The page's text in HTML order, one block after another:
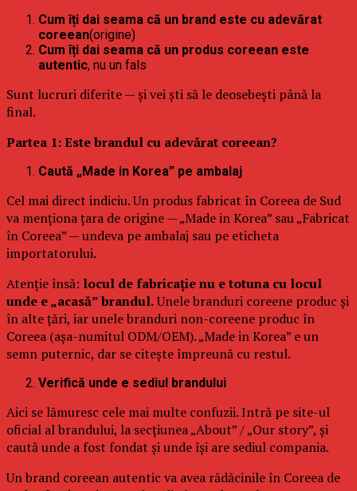
Cum îți dai seama că un brand este cu adevărat
coreean(origine)
Cum îți dai seama că un produs coreean este
autentic, nu un fals
Sunt lucruri diferite — și vei ști să le deosebești până la
final.
Partea 1: Este brandul cu adevărat coreean?
Caută „Made in Korea” pe ambalaj
Cel mai direct indiciu. Un produs fabricat în Coreea de Sud
va menționa țara de origine — „Made in Korea” sau „Fabricat
în Coreea” — undeva pe ambalaj sau pe eticheta
importatorului.
Atenție însă: locul de fabricație nu e totuna cu locul
unde e „acasă” brandul.Unele branduri coreene produc și
în alte țări, iar unele branduri non-coreene produc în
Coreea (așa-numitul ODM/OEM). „Made in Korea” e un
semn puternic, dar se citește împreună cu restul.
Verifică unde e sediul brandului
Aici se lămuresc cele mai multe confuzii. Intră pe site-ul
oficial al brandului, la secțiunea „About” / „Our story”, și
caută unde a fost fondat și unde își are sediul compania.
Un brand coreean autentic va avea rădăcinile în Coreea de